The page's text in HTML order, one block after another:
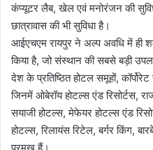
कंप्यूटर लैब, खेल एवं मनोरंजन की
छात्रावास की भी सुविधा है।
आईएचएम रायपुर ने अल्प अवधि में ही
किया है, जो संस्थान की सबसे बड़ी
देश के प्रतिष्ठित होटल समूहों,
जिनमें ओबेरॉय होटल्स एंड रिसोर्टस,
सयाजी होटल्स, मेफेयर होटल्स एंड
होटल्स, रिलायंस रिटेल, बर्गर किंग,